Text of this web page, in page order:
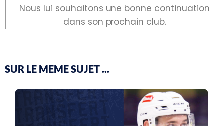
Nous lui souhaitons une bonne continuation
dans son prochain club.
SUR LE MEME SUJET ...